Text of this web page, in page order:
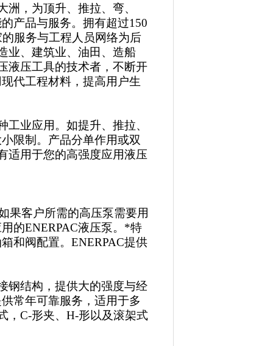
洲，为顶升、推拉、弯、
产品与服务。拥有超过150
服务与工程人员网络为后
业、建筑业、油田、造船
液压工具的技术者，不断开
代工程材料，提高用户生
业应用。如提升、推拉、
限制。产品分单作用或双
适用于您的高强度应用液压
果客户所需的高压泵需要用
的ENERPAC液压泵。*特
和阀配置。ENERPAC提供
钢结构，提供大的强度与经
常年可靠服务，适用于多
，C-形夹、H-形以及滚架式